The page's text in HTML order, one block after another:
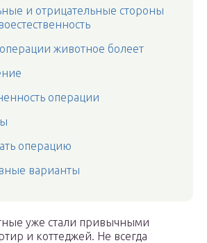
и отрицательные стороны
животное болеет
операции
операцию
варианты
уже стали привычными
и коттеджей. Не всегда